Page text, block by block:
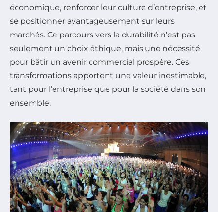
économique, renforcer leur culture d’entreprise, et
se positionner avantageusement sur leurs
marchés. Ce parcours vers la durabilité n’est pas
seulement un choix éthique, mais une nécessité
pour bâtir un avenir commercial prospère. Ces
transformations apportent une valeur inestimable,
tant pour l’entreprise que pour la société dans son
ensemble.